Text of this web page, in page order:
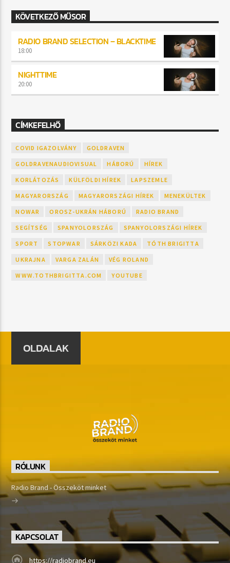
KÖVETKEZŐ MŰSOR
RADIO BRAND SELECTION – BLACKTIME
18:00
NIGHTTIME
20:00
CÍMKEFELHŐ
COVID IGAZOLVÁNY GOLDRAVEN
GOLDRAVENAUDIOVISUAL HÁBORÚ HÍREK
KORLÁTOZÁS KÜLFÖLDI HÍREK LAPSZEMLE
MAGYARORSZÁG MAGYARORSZÁGI HÍREK MENEKÜLTEK
NOWAR OROSZ-UKRÁN HÁBORÚ RADIO BRAND
SEGÍTSÉG SPANYOLORSZÁG SPANYOLORSZÁGI HÍREK
SPORT STOPWAR SÁRKÖZI KADA TÓTH BRIGITTA
UKRAJNA VARGA ZALÁN VÉG ROLAND
WWW.TOTHBRIGITTA.COM YOUTUBE
OLDALAK
RÓLUNK
Radio Brand - Összeköt minket
KAPCSOLAT
https://radiobrand.eu